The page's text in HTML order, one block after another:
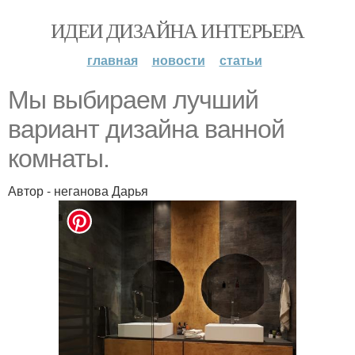
ИДЕИ ДИЗАЙНА ИНТЕРЬЕРА
главная новости статьи
Мы выбираем лучший
вариант дизайна ванной
комнаты.
Автор - неганова Дарья